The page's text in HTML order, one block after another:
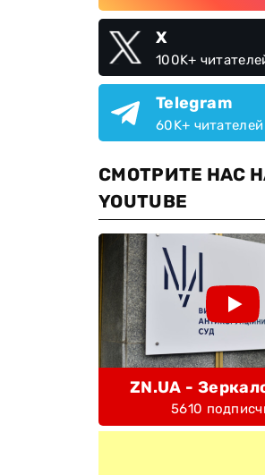
X
100K+
Telegram
60K+ читателей
СМОТРИТЕ НАС
YOUTUBE
ZN.UA -
5610